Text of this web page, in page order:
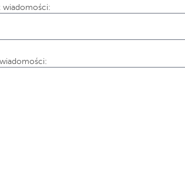
wiadomości:
wiadomości: